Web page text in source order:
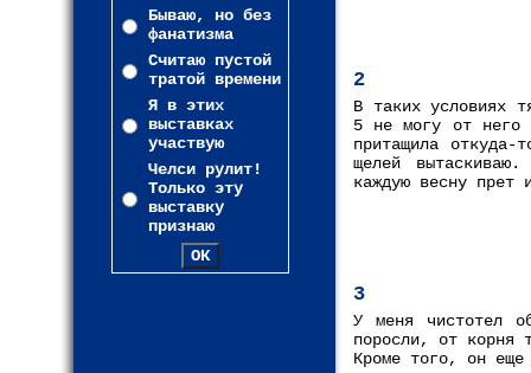
Бываю, но без
фанатизма
Считаю пустой
тратой времени
Я в этих
выставках
участвую
Челси рулит!
Только эту
выставку
признаю
2
В таких условиях
5 не могу от него
притащила
щелей
каждую весну
3
У меня чистотел
поросли, от корня
Кроме того, он еще